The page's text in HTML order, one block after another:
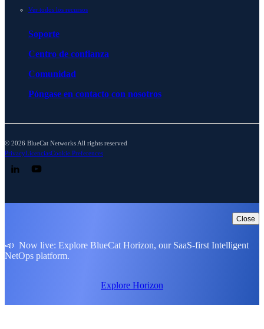
Ver todos los recursos
Soporte
Centro de confianza
Comunidad
Póngase en contacto con nosotros
© 2026 BlueCat Networks All rights reserved
PrivacyLicenciasCookie Preferences
Follow us on LinkedIn
Follow us on YouTube
Close
📣 Now live: Explore BlueCat Horizon, our SaaS-first Intelligent
NetOps platform.
Explore Horizon